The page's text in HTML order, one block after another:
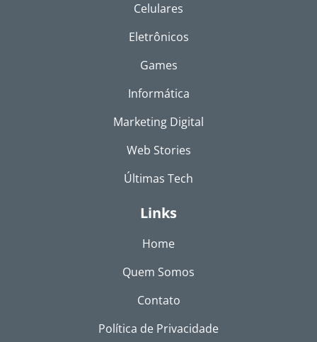
Celulares
Eletrônicos
Games
Informática
Marketing Digital
Web Stories
Últimas Tech
Links
Home
Quem Somos
Contato
Política de Privacidade